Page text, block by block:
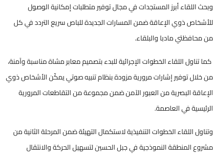
وبحث اللقاء أبرز المستجدات في مجال توفير متطلبات إمكانية الوصول
للأشخاص ذوي الإعاقة ضمن المسارات الجديدة للباص سريع التردد في كل
من محافظتي مادبا والبلقاء.
كما تناول اللقاء الخطوات الإجرائية للبدء بتصميم معابر مشاة مناسبة وآمنة،
من خلال توفير إشارات مرورية مزودة بنظام تنبيه صوتي يمكّن الأشخاص ذوي
الإعاقة البصرية من العبور الآمن ضمن مجموعة من التقاطعات المرورية
الرئيسية في العاصمة.
وتناول اللقاء الخطوات التنفيذية لاستكمال التهيئة ضمن المرحلة الثانية من
مشروع المنطقة النموذجية في جبل الحسين لتسهيل الحركة والانتقال